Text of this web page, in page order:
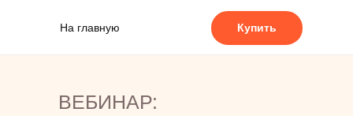
Купить
На главную
ВЕБИНАР: